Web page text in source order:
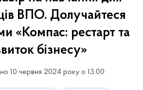
ВПО. Долучайтеся
«Компас: рестарт та
бізнесу»
10 червня 2024 року о 13:00